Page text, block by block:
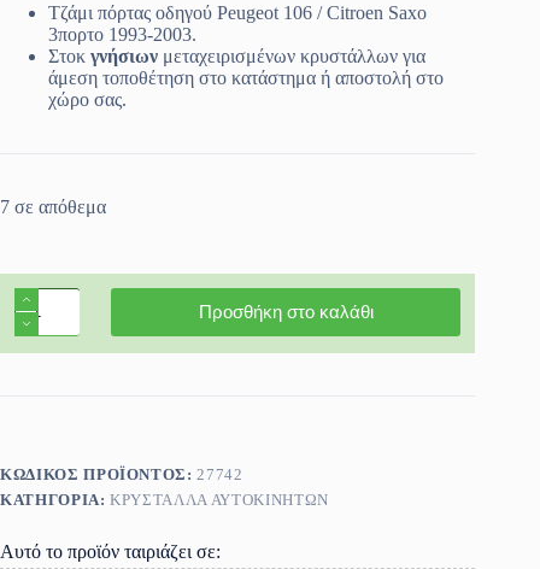
Τζάμι πόρτας οδηγού Peugeot 106 / Citroen Saxo
3πορτο 1993-2003.
Στοκ γνήσιων μεταχειρισμένων κρυστάλλων για
άμεση τοποθέτηση στο κατάστημα ή αποστολή στο
χώρο σας.
7 σε απόθεμα
Τζάμι
πόρτας
οδηγού
Peugeot
1992-
2003
Προσθήκη στο καλάθι
ΚΩΔΙΚΌΣ ΠΡΟΪΌΝΤΟΣ: 27742
ΚΑΤΗΓΟΡΊΑ:ΚΡΎΣΤΑΛΛΑ ΑΥΤΟΚΙΝΉΤΩΝ
Αυτό το προϊόν ταιριάζει σε: